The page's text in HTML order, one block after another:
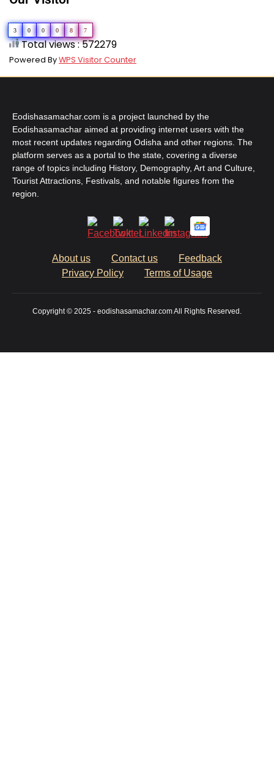
3 0 0 0 8 7
Total views : 572279
Powered ByWPS Visitor Counter
Eodishasamachar.com is a project launched by the
Eodishasamachar aimed at providing internet users with the
most recent updates regarding Odisha and other regions. The
platform serves as a portal to the state, covering a diverse
range of topics including History, Demography, Art and Culture,
Tourist Attractions, Festivals, and notable figures from the
region.
About us Contact us
Feedback
Privacy Policy
Terms of Usage
Copyright © 2025 - eodishasamachar.com All Rights Reserved.